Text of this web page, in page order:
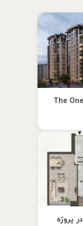
واحد تجاری و دفترکار در پروژه The One
در پروژه